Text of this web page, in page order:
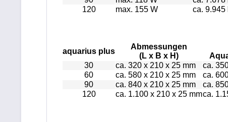
120
max. 155 W ca. 9.945
aquarius plus
Abmessungen
(L x B x H)
30
ca. 320 x 210 x 25 mm
ca.
60
ca. 580 x 210 x 25 mm
ca.
90
ca. 840 x 210 x 25 mm
ca.
120
ca. 1.100 x 210 x 25 mmca.